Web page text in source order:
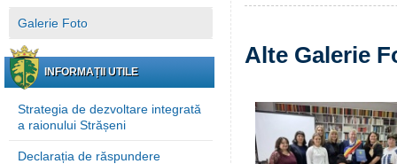
Galerie Foto
INFORMAȚII UTILE
Strategia de dezvoltare integrată
a raionului Strășeni
Declarația de răspundere
Alte Galerie